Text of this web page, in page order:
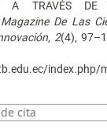
TRAVÉS DE
Magazine De Las
, 2(4),
index.php/
cita